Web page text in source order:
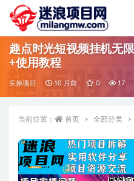
趣点时光短视频挂机无
+使用教程
实操项目 10 月前 0 17
当前位置： 首页 全部分类
全部